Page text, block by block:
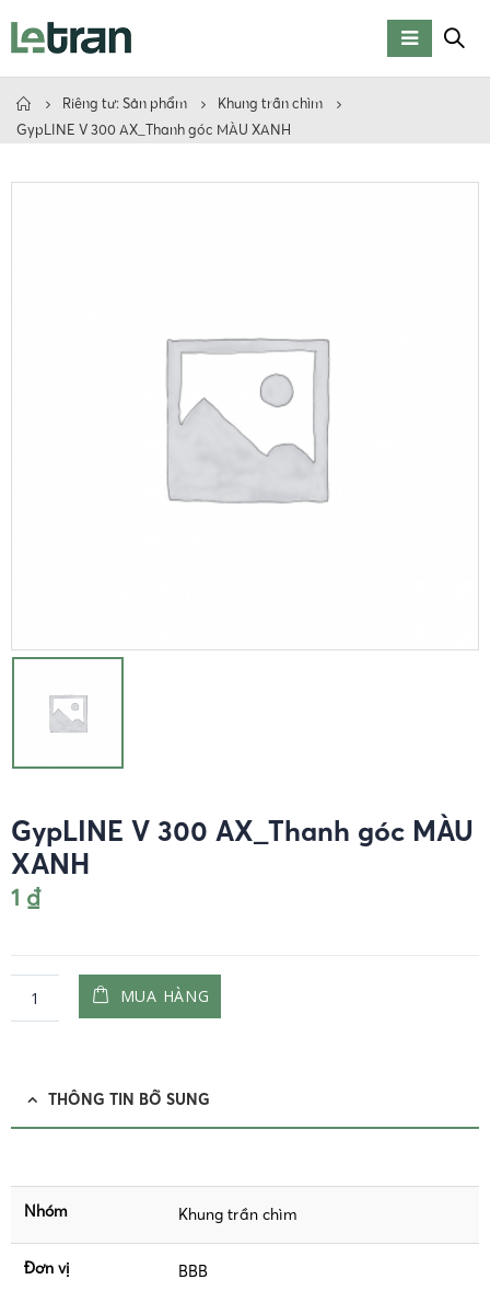
Riêng tư: Sản phẩm
Khung trần chìm
GypLINE V 300 AX_Thanh góc MÀU XANH
GypLINE V 300 AX_Thanh góc MÀU
XANH
1 ₫
MUA HÀNG
THÔNG TIN BỔ SUNG
Nhóm Khung trần chìm
Đơn vị BBB